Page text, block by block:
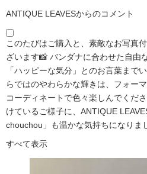
ANTIQUE LEAVESからのコメント
このたびはご購入と、素敵なお写真
ざいます📸 バンダナに合わせた自由
「ハッピーな気分」とのお言葉まで
らではのやわらかな輝きは、フォー
コーディネートで色々楽しんでくだ
けているご様子に、ANTIQUE
chouchou」も温かな気持ちになりま
すべて表示